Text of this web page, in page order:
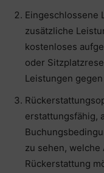
Eingeschlossene
zusätzliche
kostenloses
oder
Leistungen
erstattungsfähig,
zu sehen,
Rückerstattung